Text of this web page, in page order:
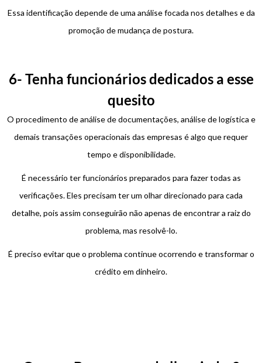
Essa identificação depende de uma análise focada nos detalhes e da
promoção de mudança de postura.
6- Tenha funcionários dedicados a esse
quesito
O procedimento de análise de documentações, análise de logística e
demais transações operacionais das empresas é algo que requer
tempo e disponibilidade.
É necessário ter funcionários preparados para fazer todas as
verificações. Eles precisam ter um olhar direcionado para cada
detalhe, pois assim conseguirão não apenas de encontrar a raiz do
problema, mas resolvê-lo.
É preciso evitar que o problema continue ocorrendo e transformar o
crédito em dinheiro.